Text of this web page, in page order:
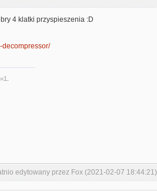
4 klatki przyspieszenia :D
decompressor/
edytowany przez Fox (2021-02-07 18:44:21)